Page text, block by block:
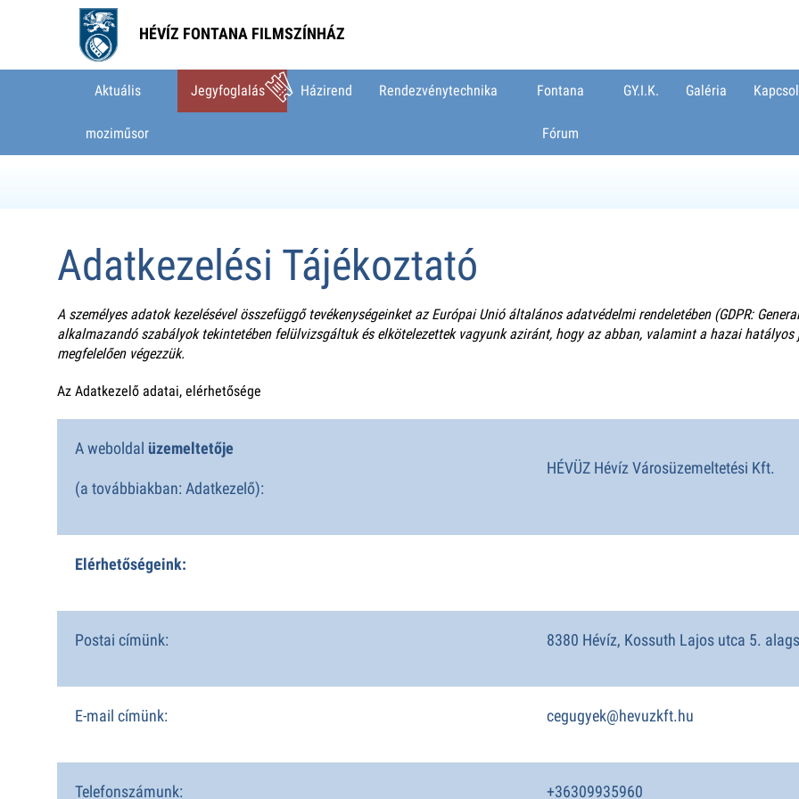
HÉVÍZ FONTANA FILMSZÍNHÁZ
Aktuális
moziműsor
Jegyfoglalás Házirend Rendezvénytechnika Fontana
Fórum
GY.I.K. Galéria
Adatkezelési Tájékoztató
A személyes adatok kezelésével összefüggő tevékenységeinket az Európai Unió általános adatvédelmi rendeletében (GDPR:
alkalmazandó szabályok tekintetében felülvizsgáltuk és elkötelezettek vagyunk aziránt, hogy az abban, valamint a hazai
megfelelően végezzük.
Az Adatkezelő adatai, elérhetősége
A weboldal üzemeltetője
(a továbbiakban: Adatkezelő):
HÉVÜZ Hévíz Városüzemeltetési Kft.
Elérhetőségeink:
Postai címünk: 8380 Hévíz, Kossuth Lajos utca 5.
E-mail címünk: cegugyek@hevuzkft.hu
Telefonszámunk: +36309935960